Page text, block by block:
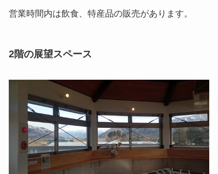
営業時間内は飲食、特産品の販売があります。
2階の展望スペース